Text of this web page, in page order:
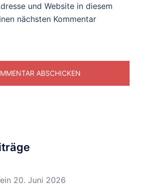
und Website in diesem
nächsten Kommentar
20. Juni 2026